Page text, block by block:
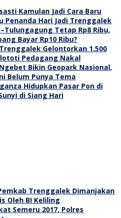
Kamulan Jadi Cara Baru
Penanda Hari Jadi Trenggalek
Tetap Rp8 Ribu,
Bayar Rp10 Ribu?
Gelontorkan 1.500
Pedagang Nakal
Bikin Geopark Nasional,
Belum Punya Tema
Hidupkan Pasar Pon di
di Siang Hari
Trenggalek Dimanjakan
Oleh BI Keliling
Semeru 2017, Polres